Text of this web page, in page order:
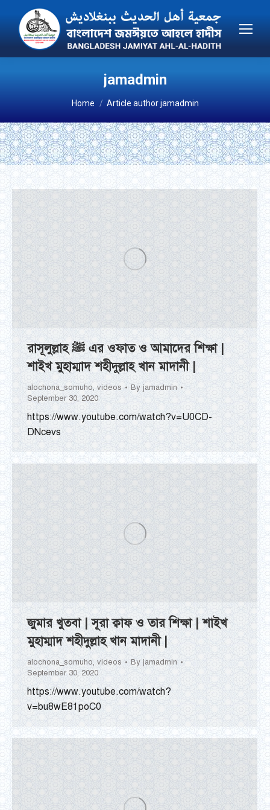
jamadmin
You are here:
Home Article author jamadmin
রাসূলুল্লাহ ﷺ এর ওফাত ও আমাদের শিক্ষা |
শাইখ মুহাম্মাদ শহীদুল্লাহ খান মাদানী |
alochona_somuho, videos By jamadmin
September 30, 2020
https://www.youtube.com/watch?v=U0CD-
DNcevs
জুমার খুতবা | সূরা ক্বাফ ও তার শিক্ষা | শাইখ
মুহাম্মাদ শহীদুল্লাহ খান মাদানী |
alochona_somuho, videos By jamadmin
September 30, 2020
https://www.youtube.com/watch?
v=bu8wE81poC0